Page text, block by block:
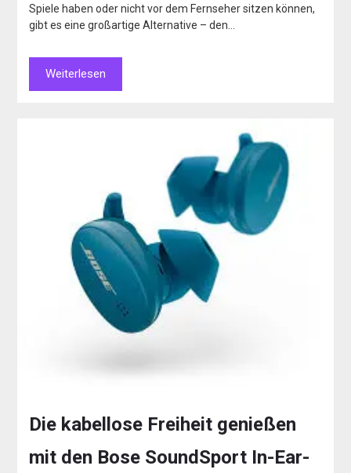
Spiele haben oder nicht vor dem Fernseher sitzen können,
gibt es eine großartige Alternative – den…
Weiterlesen
Die kabellose Freiheit genießen
mit den Bose SoundSport In-Ear-